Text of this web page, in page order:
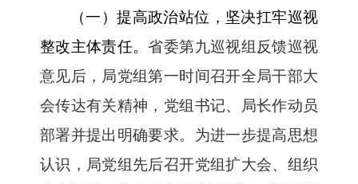
（一）提高政治站位，坚决扛牢巡视
整改主体责任。省委第九巡视组反馈巡视
意见后，局党组第一时间召开全局干部大
会传达有关精神，党组书记、局长作动员
部署并提出明确要求。为进一步提高思想
认识，局党组先后召开党组扩大会、组织